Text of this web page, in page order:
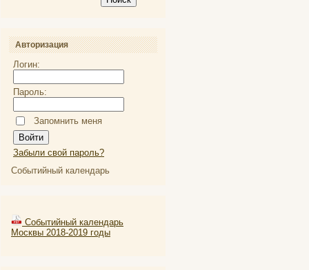
Авторизация
Логин:
Пароль:
Запомнить меня
Забыли свой пароль?
Событийный календарь
Событийный календарь
Москвы 2018-2019 годы